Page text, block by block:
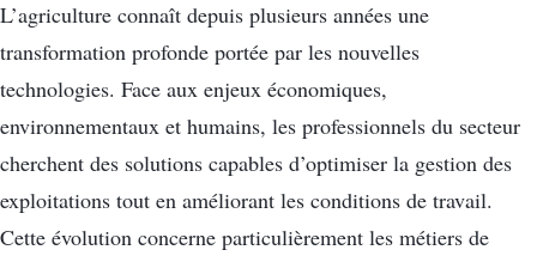
L’agriculture connaît depuis plusieurs années une
transformation profonde portée par les nouvelles
technologies. Face aux enjeux économiques,
environnementaux et humains, les professionnels du secteur
cherchent des solutions capables d’optimiser la gestion des
exploitations tout en améliorant les conditions de travail.
Cette évolution concerne particulièrement les métiers de